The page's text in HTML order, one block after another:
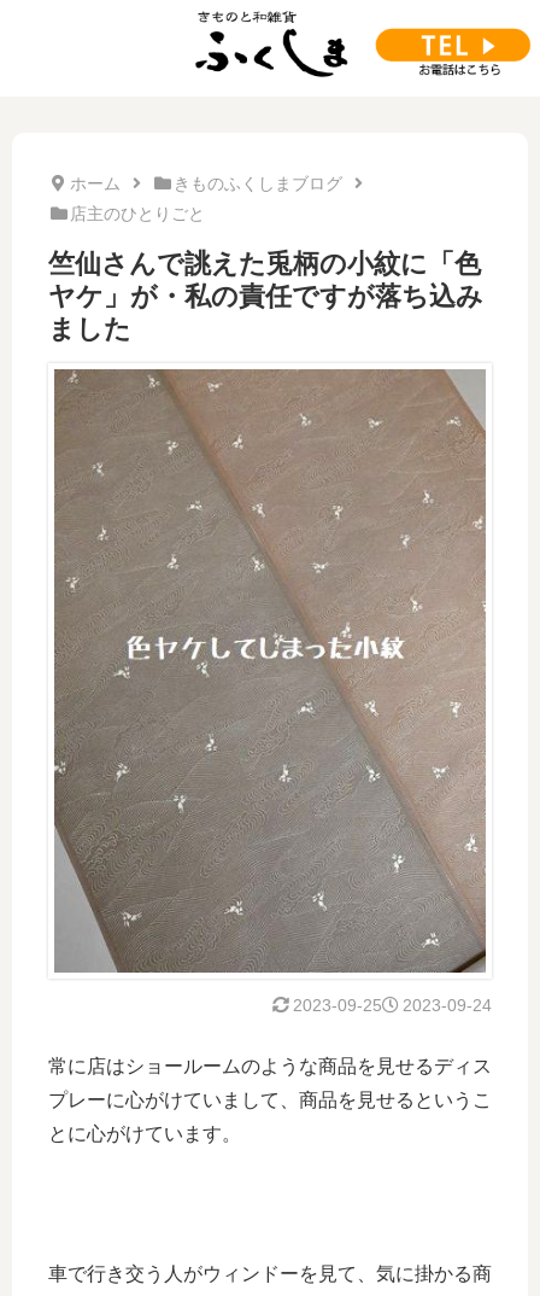
ホーム
きものふくしまブログ
店主のひとりごと
竺仙さんで誂えた兎柄の小紋に「色
ヤケ」が・私の責任ですが落ち込み
ました
2023-09-24
2023-09-25
常に店はショールームのような商品を見せるディス
プレーに心がけていまして、商品を見せるというこ
とに心がけています。
車で行き交う人がウィンドーを見て、気に掛かる商